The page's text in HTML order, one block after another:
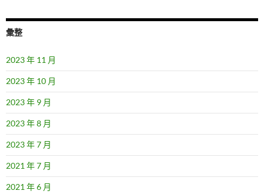
彙整
2023 年 11 月
2023 年 10 月
2023 年 9 月
2023 年 8 月
2023 年 7 月
2021 年 7 月
2021 年 6 月